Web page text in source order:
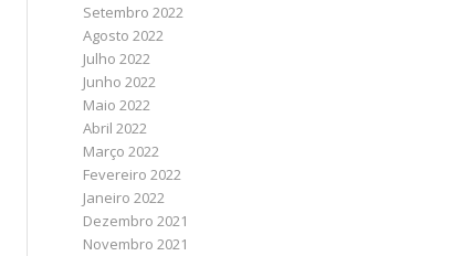
Setembro 2022
Agosto 2022
Julho 2022
Junho 2022
Maio 2022
Abril 2022
Março 2022
Fevereiro 2022
Janeiro 2022
Dezembro 2021
Novembro 2021